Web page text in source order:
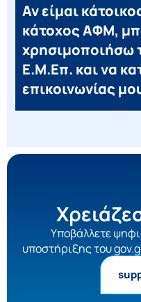
Αν είμαι
κάτοχος ΑΦΜ,
χρησιμοποιήσω
Ε.Μ.Επ. και να
επικοινωνίας
Yποβάλλετε
υποστήριξης του